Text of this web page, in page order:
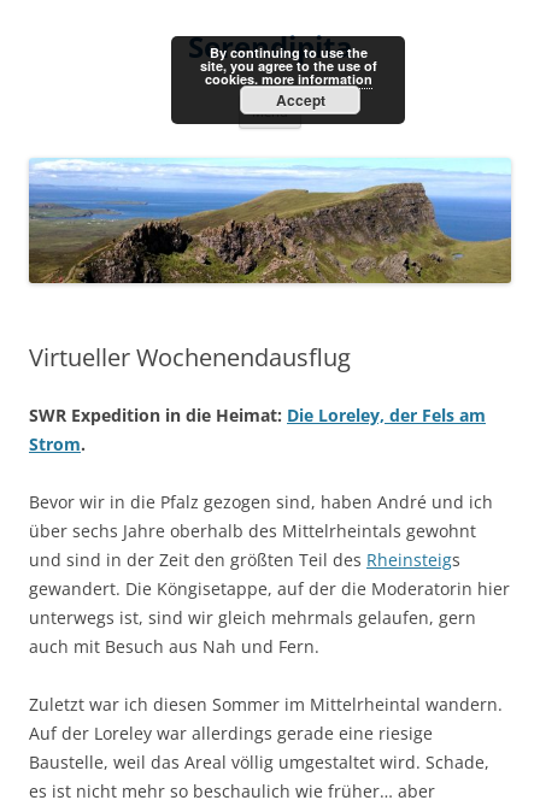
Serendipita
Menu
Virtueller Wochenendausflug
SWR Expedition in die Heimat: Die Loreley, der Fels am
Strom.
Bevor wir in die Pfalz gezogen sind, haben André und ich
über sechs Jahre oberhalb des Mittelrheintals gewohnt
und sind in der Zeit den größten Teil des Rheinsteigs
gewandert. Die Köngisetappe, auf der die Moderatorin hier
unterwegs ist, sind wir gleich mehrmals gelaufen, gern
auch mit Besuch aus Nah und Fern.
Zuletzt war ich diesen Sommer im Mittelrheintal wandern.
Auf der Loreley war allerdings gerade eine riesige
Baustelle, weil das Areal völlig umgestaltet wird. Schade,
es ist nicht mehr so beschaulich wie früher… aber
By continuing to use the
site, you agree to the use of
cookies. more information
Accept